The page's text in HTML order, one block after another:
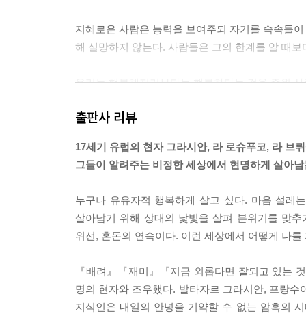
지혜로운 사람은 능력을 보여주되 자기를 속속들
해 실망하지 않는다. 사람들은 그의 한계를 알 때
우리는 행복해지기보다는 행복하다는 것을 주위
사람들은 행운의 절정에서 그들을 그곳까지 올라
존경을 받으려면 사랑까지 기대해서는 안 된다.
해서도 안 되지만, 지나치게 사랑하게 해서도 안
친구가 행복하게 되었다는 소식에 우리가 기뻐하
또는 친구의 행운 덕으로 뭔가 좋은 일이 있겠지
말을 잘하는 재능을 갖지 못했다면 침묵이라도
브뤼예르
출판사 리뷰
17세기 유럽의 현자 그라시안, 라 로슈푸코, 라 브
그들이 알려주는 비정한 세상에서 현명하게 살아
누구나 유유자적 행복하게 살고 싶다. 마음 설레
살아남기 위해 상대의 낯빛을 살펴 분위기를 맞
위선, 혼돈의 연속이다. 이런 세상에서 어떻게 나를
『배려』『재미』『지금 외롭다면 잘되고 있는
명의 현자와 조우했다. 발타자르 그라시안, 프랑
지식인은 내일의 안녕을 기약할 수 없는 암흑의